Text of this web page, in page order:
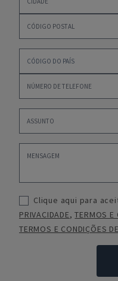
Clique aqui para
PRIVACIDADE,TERMOS E
TERMOS E CONDIÇÕES